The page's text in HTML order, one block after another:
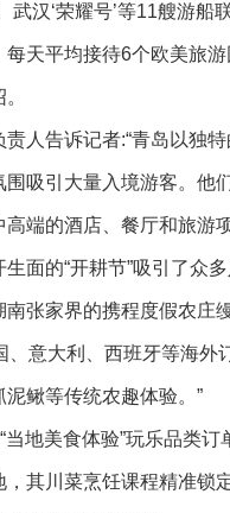
武汉‘荣耀号’等11艘游
天平均接待6个欧美旅
人告诉记者:“青岛以独
吸引大量入境游客。他
端的酒店、餐厅和旅游
面的“开耕节”吸引了众
张家界的携程度假农庄
、意大利、西班牙等海
鳅等传统农趣体验。”
当地美食体验”玩乐品类
其川菜烹饪课程精准锁